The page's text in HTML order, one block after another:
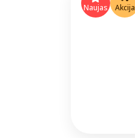
Naujas Akcija